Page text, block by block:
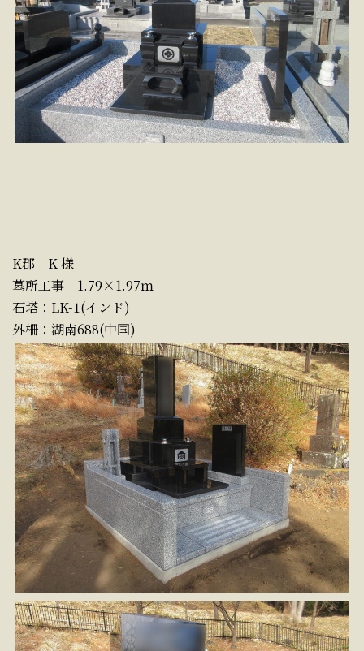
K郡 K 様
墓所工事 1.79×1.97ｍ
石塔：LK-1(インド)
外柵：湖南688(中国)